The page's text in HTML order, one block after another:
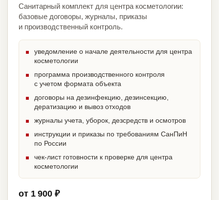
Санитарный комплект для центра косметологии:
базовые договоры, журналы, приказы
и производственный контроль.
уведомление о начале деятельности для центра
косметологии
программа производственного контроля
с учетом формата объекта
договоры на дезинфекцию, дезинсекцию,
дератизацию и вывоз отходов
журналы учета, уборок, дезсредств и осмотров
инструкции и приказы по требованиям СанПиН
по России
чек-лист готовности к проверке для центра
косметологии
от 1 900 ₽